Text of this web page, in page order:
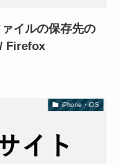
イルの保存先の
Firefox
iPhone・iOS